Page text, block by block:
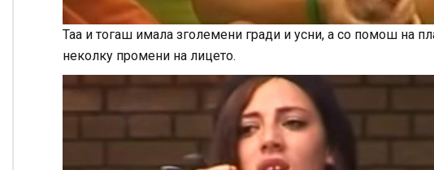
Таа и тогаш имала зголемени гради и усни, а со помош на
неколку промени на лицето.